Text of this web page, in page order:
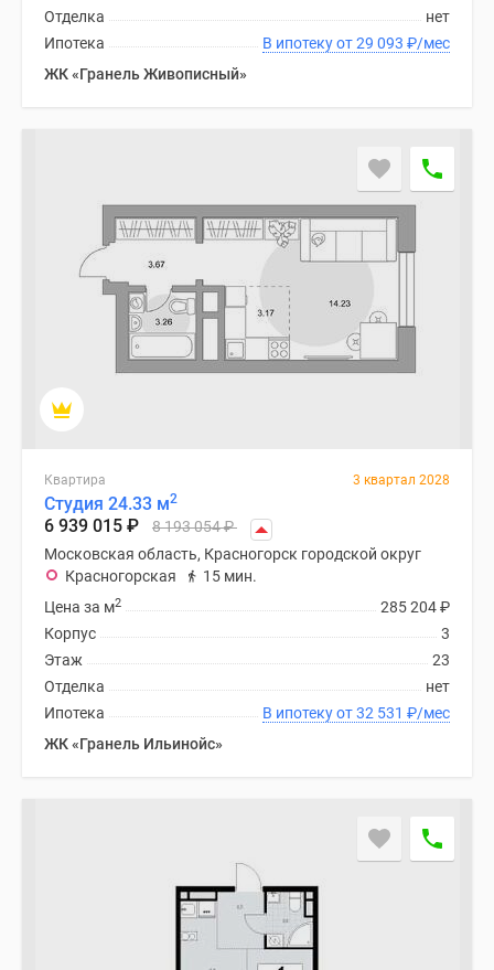
коттеджи
Коттеджные
лесу
Коттеджные
поселки
водоема
Коттеджные
поселки
ипотеку
Бизнес-
центры
Коттеджи
нет
Отделка
В ипотеку от 29 093 ₽/мес
Ипотека
ЖК «Гранель Живописный»
Квартира 3 квартал 2028
Студия 24.33 м2
6 939 015 ₽ 8 193 054₽
Московская область, Красногорск городской округ
Красногорская
15 мин.
285 204₽
Цена за м2
3
Корпус
23
Этаж
нет
Отделка
В ипотеку от 32 531 ₽/мес
Ипотека
ЖК «Гранель Ильинойс»